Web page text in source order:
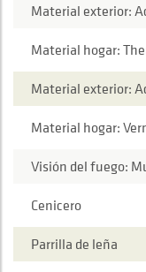
Material exterior:
Material hogar:
Material exterior:
Material hogar:
Visión del fuego:
Cenicero
Parrilla de leña